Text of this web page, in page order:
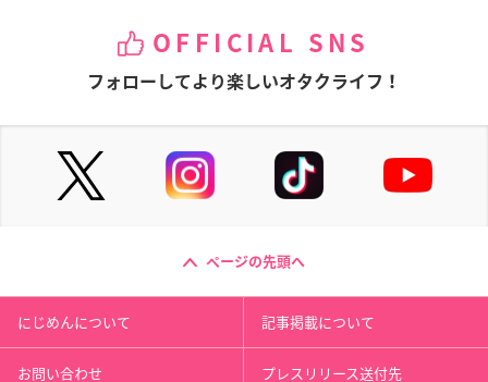
OFFICIAL SNS
フォローしてより楽しいオタクライフ！
ページの先頭へ
にじめんについて 記事掲載について
お問い合わせ プレスリリース送付先